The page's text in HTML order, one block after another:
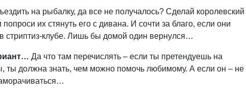
на рыбалку, да все не получалось? Сделай королевский
их стянуть его с дивана. И сочти за благо, если они
стриптиз-клубе. Лишь бы домой один вернулся…
Да что там перечислять – если ты претендуешь на
должна знать, чем можно помочь любимому. А если он – не